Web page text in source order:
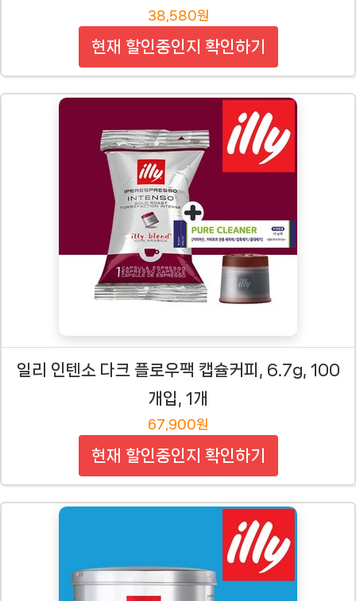
38,580원
현재 할인중인지 확인하기
일리 인텐소 다크 플로우팩 캡슐커피, 6.7g, 100
개입, 1개
67,900원
현재 할인중인지 확인하기